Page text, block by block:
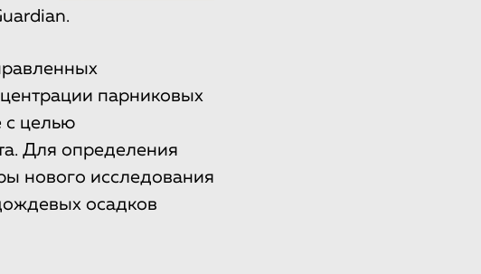
парниковых
с целью
Для определения
нового исследования
осадков